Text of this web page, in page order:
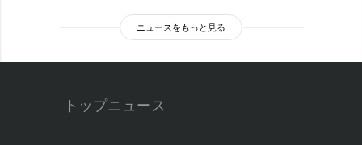
ニュースをもっと見る
トップニュース